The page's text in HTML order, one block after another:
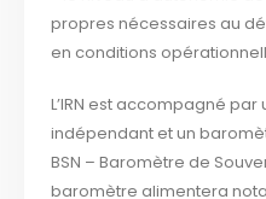
propres nécessaires au
en conditions
L’IRN est accompagné
indépendant et un
BSN – Baromètre de
baromètre alimentera